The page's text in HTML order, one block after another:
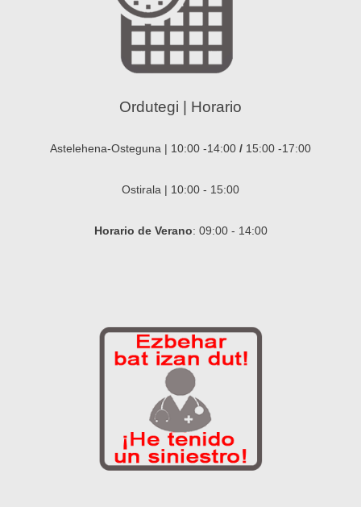
Ordutegi | Horario
Astelehena-Osteguna | 10:00 -14:00 / 15:00 -17:00
Ostirala | 10:00 - 15:00
Horario de Verano: 09:00 - 14:00